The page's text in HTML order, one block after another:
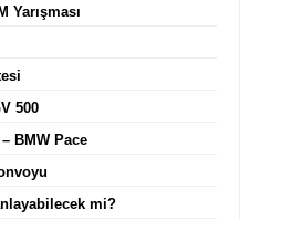
Yarışması
500
BMW Pace
mi?